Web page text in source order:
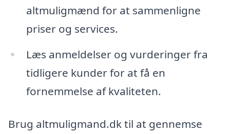
altmuligmænd for at sammenligne
priser og services.
Læs anmeldelser og vurderinger fra
tidligere kunder for at få en
fornemmelse af kvaliteten.
Brug altmuligmand.dk til at gennemse